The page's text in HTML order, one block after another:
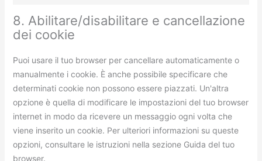
8. Abilitare/disabilitare e cancellazione
dei cookie
Puoi usare il tuo browser per cancellare automaticamente o
manualmente i cookie. È anche possibile specificare che
determinati cookie non possono essere piazzati. Un'altra
opzione è quella di modificare le impostazioni del tuo browser
internet in modo da ricevere un messaggio ogni volta che
viene inserito un cookie. Per ulteriori informazioni su queste
opzioni, consultare le istruzioni nella sezione Guida del tuo
browser.